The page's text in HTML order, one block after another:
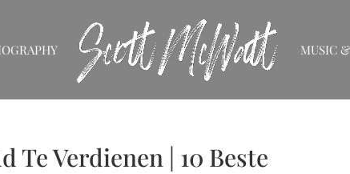
MUSIC
Te Verdienen | 10 Beste